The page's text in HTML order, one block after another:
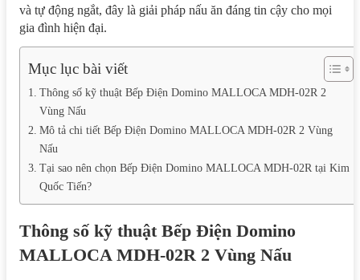
và tự động ngắt, đây là giải pháp nấu ăn đáng tin cậy cho mọi
gia đình hiện đại.
Mục lục bài viết
Thông số kỹ thuật Bếp Điện Domino MALLOCA MDH-02R 2
Vùng Nấu
Mô tả chi tiết Bếp Điện Domino MALLOCA MDH-02R 2 Vùng
Nấu
Tại sao nên chọn Bếp Điện Domino MALLOCA MDH-02R tại Kim
Quốc Tiến?
Thông số kỹ thuật Bếp Điện Domino
MALLOCA MDH-02R 2 Vùng Nấu